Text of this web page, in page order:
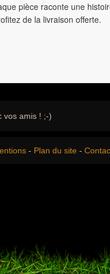
pièce raconte une
de la livraison offerte.
vos amis ! ;-)
- Plan du site -